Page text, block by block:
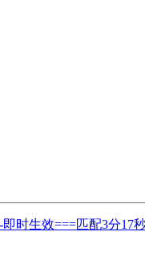
时生效===匹配3分